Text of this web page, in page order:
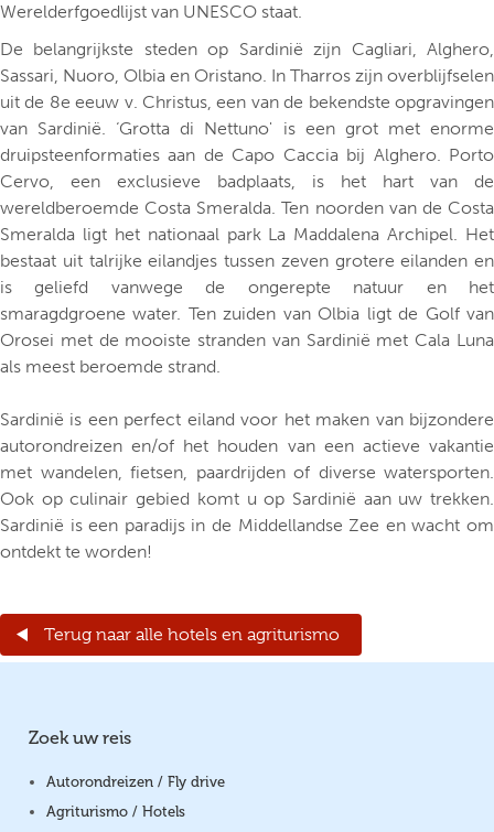
Werelderfgoedlijst van UNESCO staat.
De belangrijkste steden op Sardinië zijn Cagliari, Alghero,
Sassari, Nuoro, Olbia en Oristano. In Tharros zijn overblijfselen
uit de 8e eeuw v. Christus, een van de bekendste opgravingen
van Sardinië. ‘Grotta di Nettuno' is een grot met enorme
druipsteenformaties aan de Capo Caccia bij Alghero. Porto
Cervo, een exclusieve badplaats, is het hart van de
wereldberoemde Costa Smeralda. Ten noorden van de Costa
Smeralda ligt het nationaal park La Maddalena Archipel. Het
bestaat uit talrijke eilandjes tussen zeven grotere eilanden en
is geliefd vanwege de ongerepte natuur en het
smaragdgroene water. Ten zuiden van Olbia ligt de Golf van
Orosei met de mooiste stranden van Sardinië met Cala Luna
als meest beroemde strand.
Sardinië is een perfect eiland voor het maken van bijzondere
autorondreizen en/of het houden van een actieve vakantie
met wandelen, fietsen, paardrijden of diverse watersporten.
Ook op culinair gebied komt u op Sardinië aan uw trekken.
Sardinië is een paradijs in de Middellandse Zee en wacht om
ontdekt te worden!
Terug naar alle hotels en agriturismo
Zoek uw reis
Autorondreizen / Fly drive
Agriturismo / Hotels